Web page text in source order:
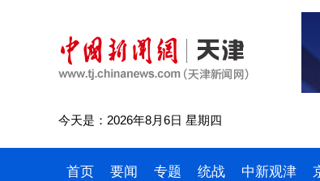
今天是：2026年8月6日 星期四
首页 要闻 专题 统战 中新观津